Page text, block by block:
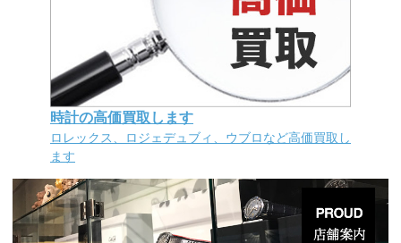
時計の高価買取します
ロレックス、ロジェデュブィ、ウブロなど高価買取し
ます